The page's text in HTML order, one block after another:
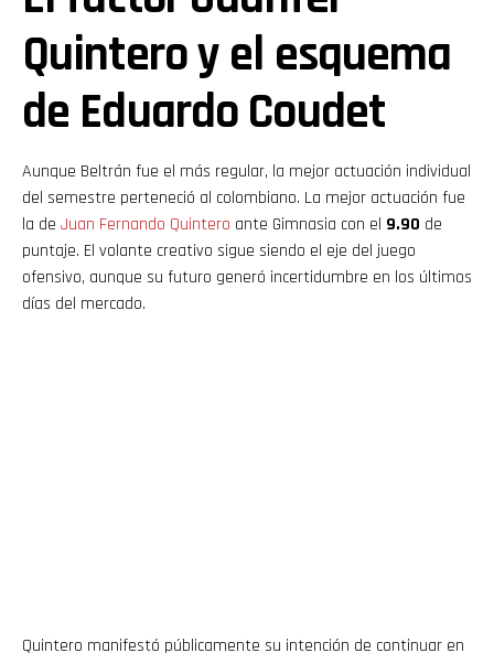
Quintero y el esquema
de Eduardo Coudet
Aunque Beltrán fue el más regular, la mejor actuación individual
del semestre perteneció al colombiano. La mejor actuación fue
la de Juan Fernando Quintero ante Gimnasia con el 9.90 de
puntaje. El volante creativo sigue siendo el eje del juego
ofensivo, aunque su futuro generó incertidumbre en los últimos
días del mercado.
Quintero manifestó públicamente su intención de continuar en